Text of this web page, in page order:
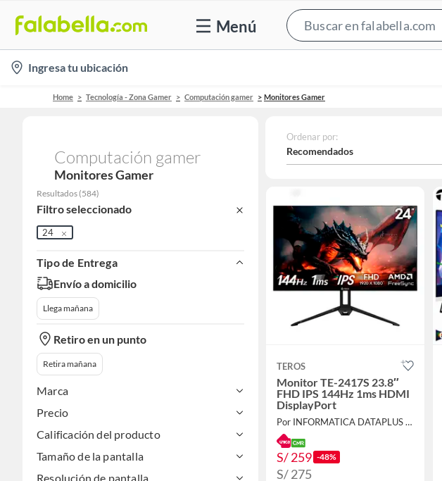
Menú
location-
icon
Ingresa tu ubicación
Home Tecnología - Zona Gamer Computación gamer Monitores Gamer
Computación gamer
Monitores Gamer
Resultados (584)
Filtro seleccionado
24
Tipo de Entrega
Envío a domicilio
Llega mañana
Retiro en un punto
Retira mañana
Marca
Precio
Calificación del producto
Tamaño de la pantalla
Resolución de pantalla
Ordenar por:
Recomendados
TEROS
Monitor TE-2417S 23.8″
FHD IPS 144Hz 1ms HDMI
DisplayPort
Por INFORMATICA DATAPLUS SAC
S/ 259 -48%
S/ 275